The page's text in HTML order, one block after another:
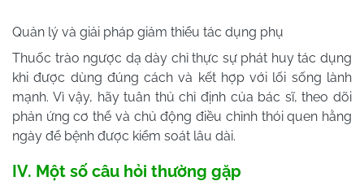
Quản lý và giải pháp giảm thiểu tác dụng phụ
Thuốc trào ngược dạ dày chỉ thực sự phát huy tác dụng
khi được dùng đúng cách và kết hợp với lối sống lành
mạnh. Vì vậy, hãy tuân thủ chỉ định của bác sĩ, theo dõi
phản ứng cơ thể và chủ động điều chỉnh thói quen hằng
ngày để bệnh được kiểm soát lâu dài.
IV. Một số câu hỏi thường gặp